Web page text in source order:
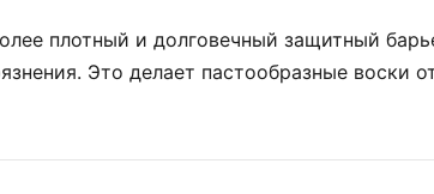
плотный и долговечный защитный
Это делает пастообразные воски